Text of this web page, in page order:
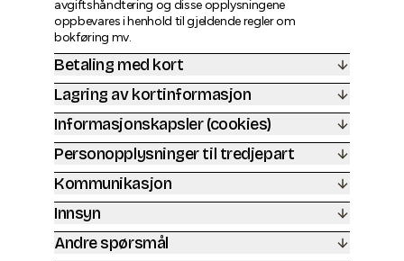
avgiftshåndtering og disse opplysningene
oppbevares i henhold til gjeldende regler om
bokføring mv.
Betaling med kort
Lagring av kortinformasjon
Informasjonskapsler (cookies)
Personopplysninger til tredjepart
Kommunikasjon
Innsyn
Andre spørsmål